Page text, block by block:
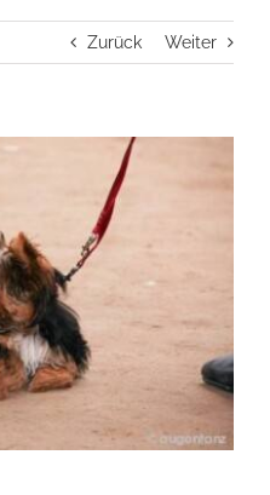
Zurück Weiter